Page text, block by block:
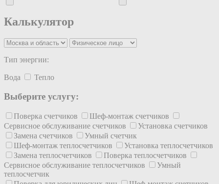
Калькулятор
Тип энергии:
Вода Тепло
Выберите услугу:
Поверка счетчиков
Шеф-монтаж счетчиков
Сервисное обслуживание счетчиков
Установка счетчиков
Замена счетчиков
Умный счетчик
Шеф-монтаж теплосчетчиков
Установка теплосчетчиков
Замена теплосчетчиков
Поверка теплосчетчиков
Сервисное обслуживание теплосчетчиков
Умный
теплосчетчик